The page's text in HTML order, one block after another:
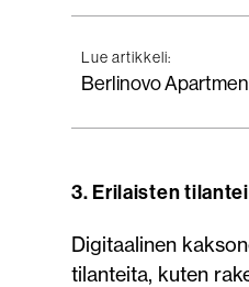
Lue artikkeli:
Berlinovo
3. Erilaisten
Digitaalinen
tilanteita, kuten